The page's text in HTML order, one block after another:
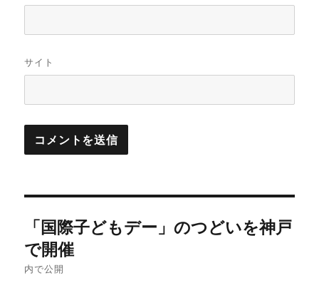
サイト
稿
ナ
「国際子どもデー」のつどいを神戸
で開催
内で公開